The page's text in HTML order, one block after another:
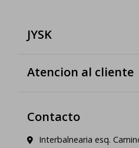
JYSK
Atencion al cliente
Contacto
Interbalnearia esq.